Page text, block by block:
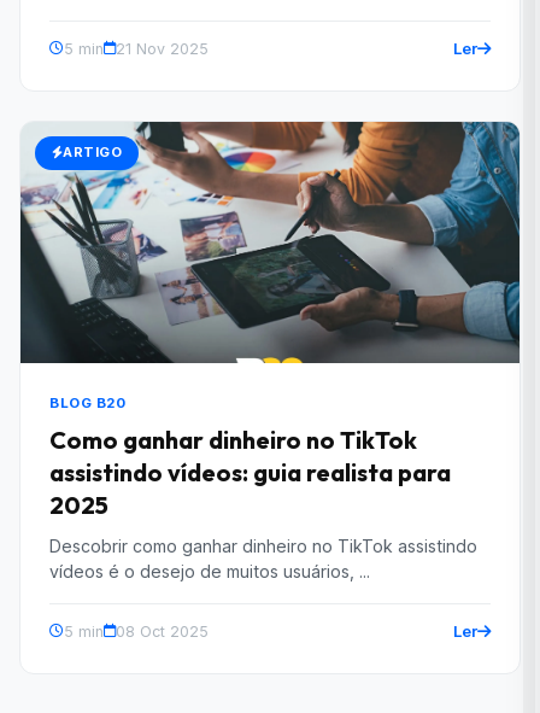
5 min 21 Nov 2025 Ler
ARTIGO
BLOG B20
Como ganhar dinheiro no TikTok
assistindo vídeos: guia realista para
2025
Descobrir como ganhar dinheiro no TikTok assistindo
vídeos é o desejo de muitos usuários, ...
5 min 08 Oct 2025 Ler